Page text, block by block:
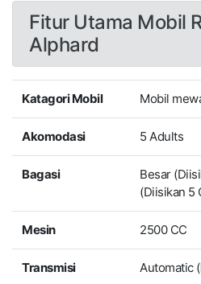
Fitur Utama Mobil
Alphard
Katagori Mobil Mobil
Akomodasi 5 Adults
Bagasi
Besar
(Diisikan 5
Mesin 2500 CC
Transmisi Automatic (